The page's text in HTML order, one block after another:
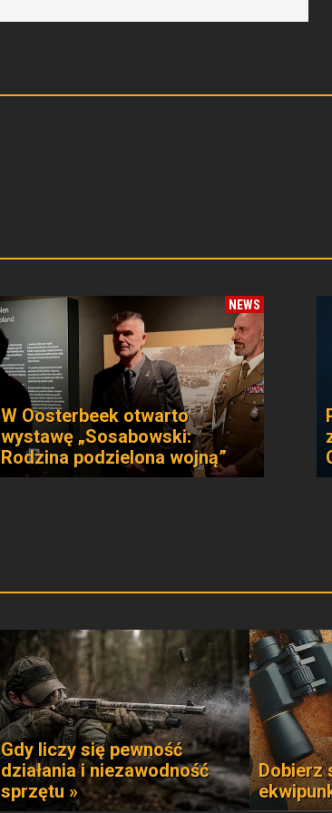
NEWS
W Oosterbeek otwarto
wystawę „Sosabowski:
Rodzina podzielona wojną”
Gdy liczy się pewność
działania i niezawodność
sprzętu »
Dobierz